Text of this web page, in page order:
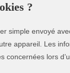
?
simple envoyé
appareil. Les
concernées lors